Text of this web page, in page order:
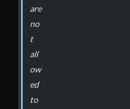
are
no
t
all
ow
ed
to